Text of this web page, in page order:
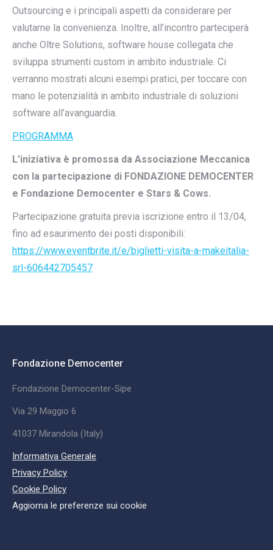
Outsourcing e i principali aspetti da considerare per
valutarne la convenienza. Inoltre, all’incontro parteciperà
anche Oltre Solutions, software house collegata che
sviluppa strumenti custom in ambito industriale. Ci
verranno mostrati alcuni esempi pratici, per toccare con
mano le potenzialità in ambito industriale di soluzioni
software all’avanguardia.
PROGRAMMA
L’iniziativa è promossa da Associazione Meccanica
con la partecipazione di FONDAZIONE DEMOCENTER
e Fondazione Democenter e Stars & Cows.
Partecipazione gratuita previa iscrizione entro il 13/04,
fino ad esaurimento dei posti disponibili:
https://www.eventbrite.it/e/biglietti-visita-a-makeitalia-
srl-606442705457
Fondazione Democenter
Fondazione Democenter-Sipe
Via 29 Maggio 6
41037 Mirandola (Italy)
Informativa Generale
Privacy Policy
Cookie Policy
Aggiorna le preferenze sui cookie